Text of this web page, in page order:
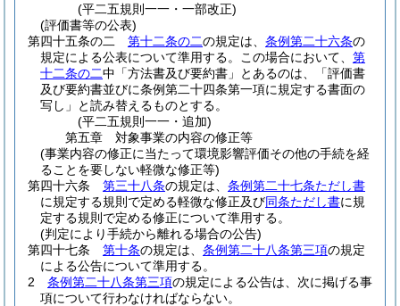
(平二五規則一一・一部改正)
(評価書等の公表)
第四十五条の二
第十二条の二の規定は、 条例第二十六条の
規定による公表について準用する。
この場合において、 第
十二条の二中「方法書及び要約書」とあるのは、「評価書
及び要約書並びに条例第二十四条第一項に規定する書面の
写し」と読み替えるものとする。
(平二五規則一一・追加)
第五章
対象事業の内容の修正等
(事業内容の修正に当たって環境影響評価その他の手続を経
ることを要しない軽微な修正等)
第四十六条
第三十八条の規定は、 条例第二十七条ただし書
に規定する規則で定める軽微な修正及び同条ただし書に規
定する規則で定める修正について準用する。
(判定により手続から離れる場合の公告)
第四十七条
第十条の規定は、 条例第二十八条第三項の規定
による公告について準用する。
2
条例第二十八条第三項の規定による公告は、次に掲げる事
項について行わなければならない。